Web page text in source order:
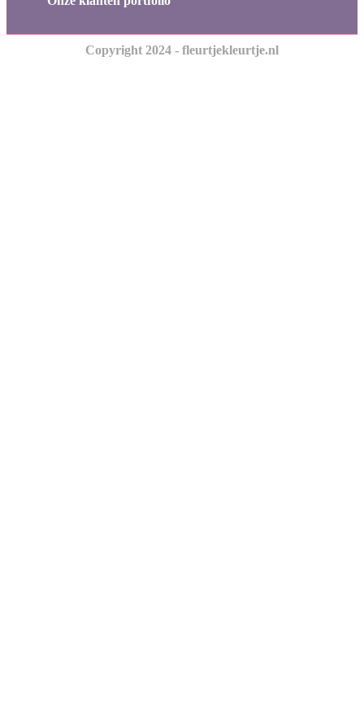
Copyright 2024 - fleurtjekleurtje.nl